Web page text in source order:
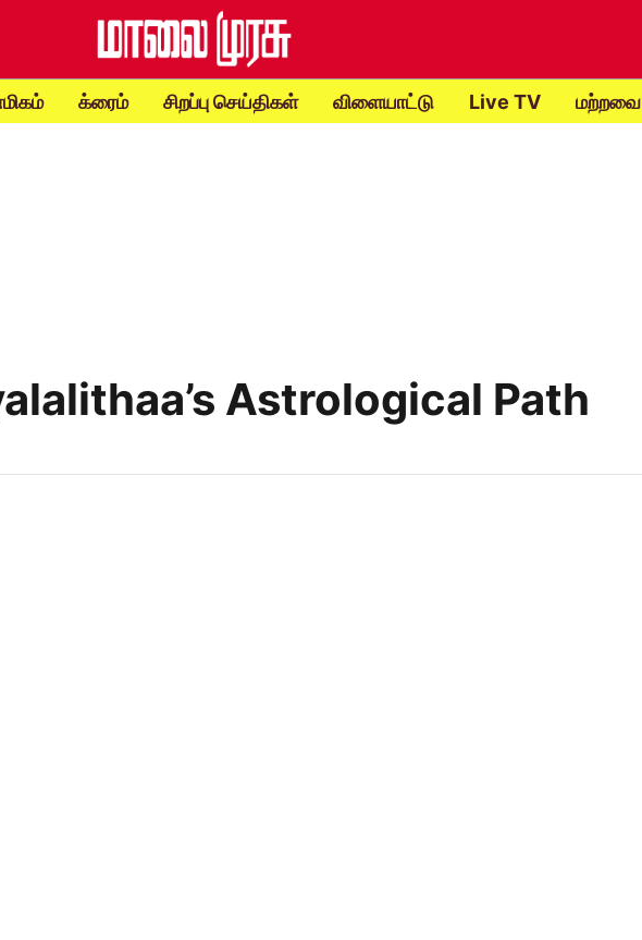
க்ரைம் சிறப்பு செய்திகள் விளையாட்டு Live TV மற்றவை
Astrological Path